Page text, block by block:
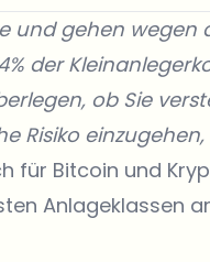
und gehen
der
ob Sie
Risiko
für Bitcoin und
Anlageklassen